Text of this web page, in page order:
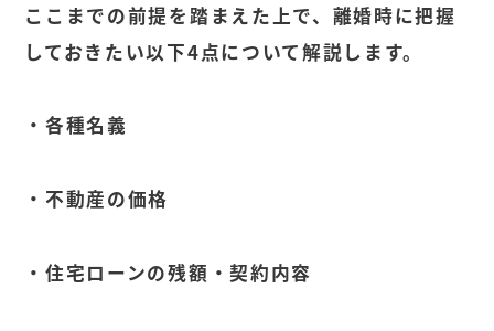
ここまでの前提を踏まえた上で、離婚時に把握
しておきたい以下4点について解説します。
・各種名義
・不動産の価格
・住宅ローンの残額・契約内容